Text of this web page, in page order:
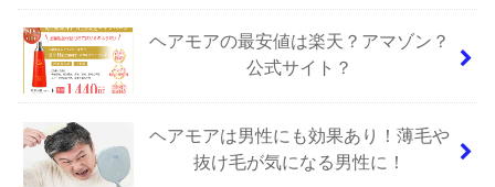
ヘアモアの最安値は楽天？アマゾン？
公式サイト？
ヘアモアは男性にも効果あり！薄毛や
抜け毛が気になる男性に！